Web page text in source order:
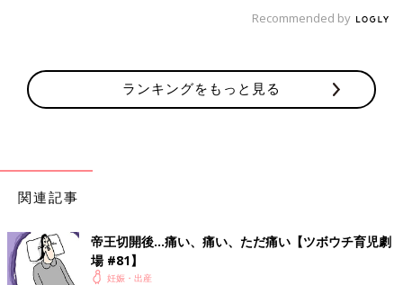
Recommended by
ランキングをもっと見る
関連記事
帝王切開後…痛い、痛い、ただ痛い【ツボウチ育児劇
場 #81】
妊娠・出産